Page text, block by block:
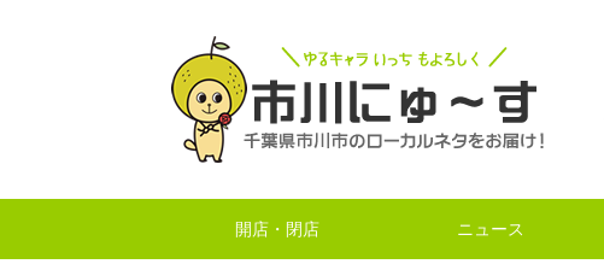
開店・閉店 ニュース